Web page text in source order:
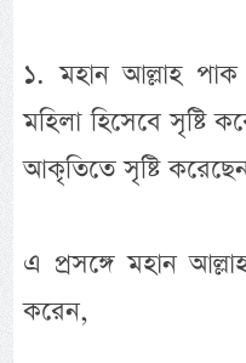
১. মহান আল্লাহ
মহিলা হিসেবে সৃষ্টি
আকৃতিতে সৃষ্টি
এ প্রসঙ্গে মহান
করেন,